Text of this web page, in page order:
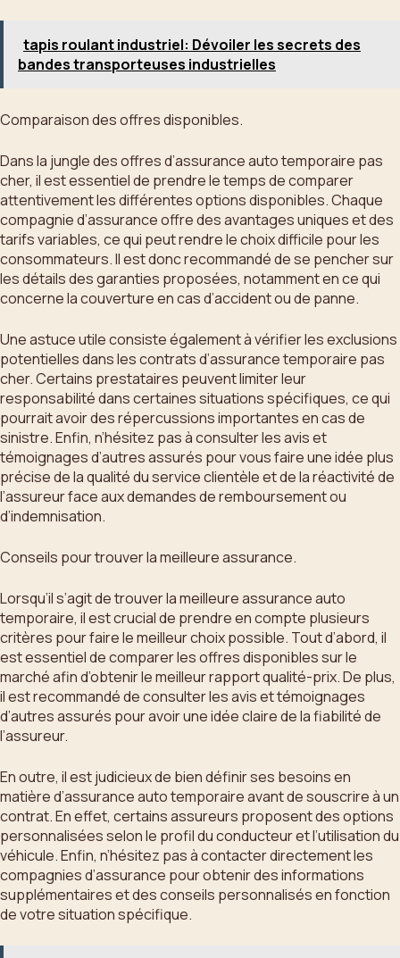
tapis roulant industriel: Dévoiler les secrets des
bandes transporteuses industrielles
Comparaison des offres disponibles.
Dans la jungle des offres d’assurance auto temporaire pas
cher, il est essentiel de prendre le temps de comparer
attentivement les différentes options disponibles. Chaque
compagnie d’assurance offre des avantages uniques et des
tarifs variables, ce qui peut rendre le choix difficile pour les
consommateurs. Il est donc recommandé de se pencher sur
les détails des garanties proposées, notamment en ce qui
concerne la couverture en cas d’accident ou de panne.
Une astuce utile consiste également à vérifier les exclusions
potentielles dans les contrats d’assurance temporaire pas
cher. Certains prestataires peuvent limiter leur
responsabilité dans certaines situations spécifiques, ce qui
pourrait avoir des répercussions importantes en cas de
sinistre. Enfin, n’hésitez pas à consulter les avis et
témoignages d’autres assurés pour vous faire une idée plus
précise de la qualité du service clientèle et de la réactivité de
l’assureur face aux demandes de remboursement ou
d’indemnisation.
Conseils pour trouver la meilleure assurance.
Lorsqu’il s’agit de trouver la meilleure assurance auto
temporaire, il est crucial de prendre en compte plusieurs
critères pour faire le meilleur choix possible. Tout d’abord, il
est essentiel de comparer les offres disponibles sur le
marché afin d’obtenir le meilleur rapport qualité-prix. De plus,
il est recommandé de consulter les avis et témoignages
d’autres assurés pour avoir une idée claire de la fiabilité de
l’assureur.
En outre, il est judicieux de bien définir ses besoins en
matière d’assurance auto temporaire avant de souscrire à un
contrat. En effet, certains assureurs proposent des options
personnalisées selon le profil du conducteur et l’utilisation du
véhicule. Enfin, n’hésitez pas à contacter directement les
compagnies d’assurance pour obtenir des informations
supplémentaires et des conseils personnalisés en fonction
de votre situation spécifique.